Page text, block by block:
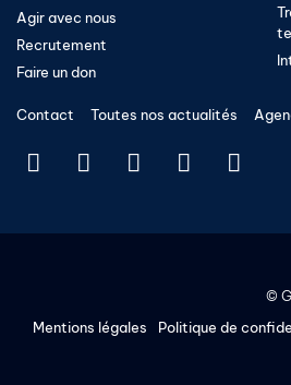
Agir avec nous
Recrutement
Faire un don
Contact Toutes nos actualités
©
Mentions légales
Politique de